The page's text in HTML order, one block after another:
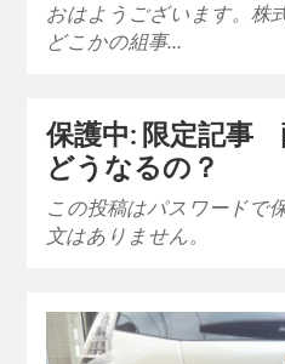
おはようございます。株
どこかの組事…
保護中: 限定記事
どうなるの？
この投稿はパスワードで
文はありません。